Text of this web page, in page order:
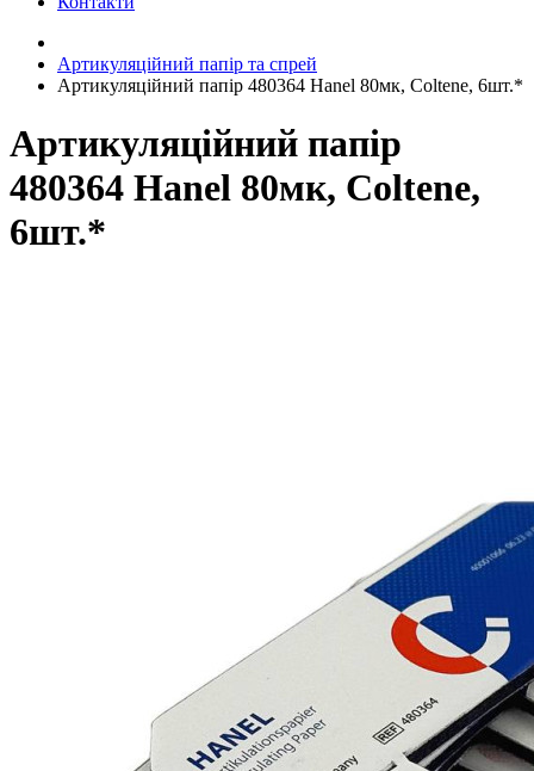
Артикуляційний папір та спрей
Артикуляційний папір 480364 Hanel 80мк, Coltenе, 6шт.*
Артикуляційний папір
480364 Hanel 80мк, Coltenе,
6шт.*